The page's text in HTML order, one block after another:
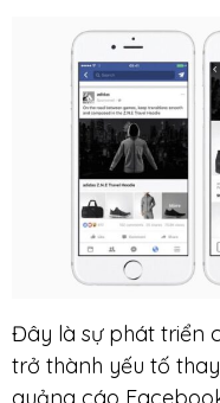
Đây là sự phát triển
trở thành yếu tố
quảng cáo